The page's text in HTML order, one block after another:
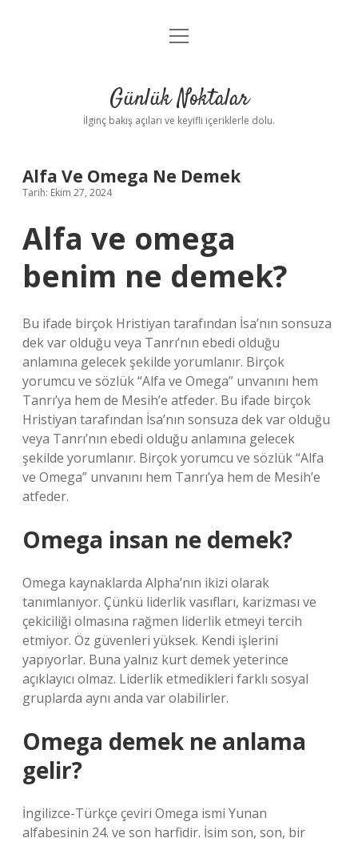
Anasayfa
Yasal Uyarı
menüyü
Günlük Noktalar
İlginç bakış açıları ve keyifli içeriklerle dolu.
Alfa Ve Omega Ne Demek
Tarih: Ekim 27, 2024
Alfa ve omega
benim ne demek?
Bu ifade birçok Hristiyan tarafından İsa’nın sonsuza
dek var olduğu veya Tanrı’nın ebedi olduğu
anlamına gelecek şekilde yorumlanır. Birçok
yorumcu ve sözlük “Alfa ve Omega” unvanını hem
Tanrı’ya hem de Mesih’e atfeder. Bu ifade birçok
Hristiyan tarafından İsa’nın sonsuza dek var olduğu
veya Tanrı’nın ebedi olduğu anlamına gelecek
şekilde yorumlanır. Birçok yorumcu ve sözlük “Alfa
ve Omega” unvanını hem Tanrı’ya hem de Mesih’e
atfeder.
Omega insan ne demek?
Omega kaynaklarda Alpha’nın ikizi olarak
tanımlanıyor. Çünkü liderlik vasıfları, karizması ve
çekiciliği olmasına rağmen liderlik etmeyi tercih
etmiyor. Öz güvenleri yüksek. Kendi işlerini
yapıyorlar. Buna yalnız kurt demek yeterince
açıklayıcı olmaz. Liderlik etmedikleri farklı sosyal
gruplarda aynı anda var olabilirler.
Omega demek ne anlama
gelir?
İngilizce-Türkçe çeviri Omega ismi Yunan
alfabesinin 24. ve son harfidir. İsim son, son, bir